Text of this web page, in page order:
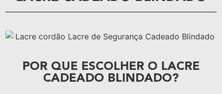
POR QUE ESCOLHER O LACRE
CADEADO BLINDADO?